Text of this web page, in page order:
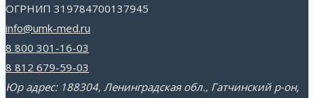
ОГРНИП 319784700137945
info@umk-med.ru
8 800 301-16-03
8 812 679-59-03
Юр адрес: 188304, Ленинградская обл., Гатчинский р-он,